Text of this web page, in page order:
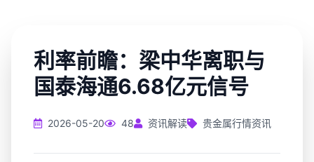
利率前瞻：梁中华离职与
国泰海通6.68亿元信号
2026-05-20 48 资讯解读 贵金属行情资讯